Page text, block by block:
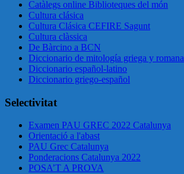
Catàlegs online Biblioteques del món
Cultura clásica
Cultura Clásica CEFIRE Sagunt
Cultura clàssica
De Bàrcino a BCN
Diccionario de mitología griega y romana
Diccionario español-latino
Diccionario griego-español
Selectivitat
Examen PAU GREC 2022 Catalunya
Orientació a l'abast
PAU Grec Catalunya
Ponderacions Catalunya 2022
POSA’T A PROVA